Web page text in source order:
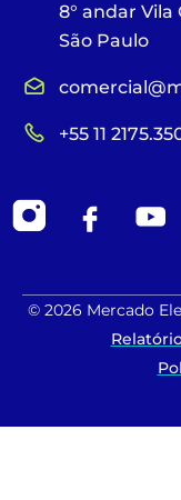
8° andar Vila
São Paulo
+55 11
© 2026 Mercado